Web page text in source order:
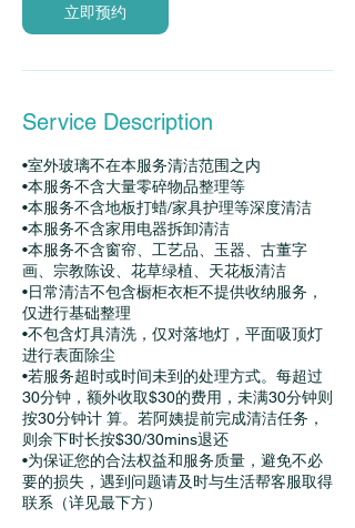
立即预约
Service Description
•室外玻璃不在本服务清洁范围之内
•本服务不含大量零碎物品整理等
•本服务不含地板打蜡/家具护理等深度清洁
•本服务不含家用电器拆卸清洁
•本服务不含窗帘、工艺品、玉器、古董字
画、宗教陈设、花草绿植、天花板清洁
•日常清洁不包含橱柜衣柜不提供收纳服务，
仅进行基础整理
•不包含灯具清洗，仅对落地灯，平面吸顶灯
进行表面除尘
•若服务超时或时间未到的处理方式。每超过
30分钟，额外收取$30的费用，未满30分钟则
按30分钟计 算。若阿姨提前完成清洁任务，
则余下时长按$30/30mins退还
•为保证您的合法权益和服务质量，避免不必
要的损失，遇到问题请及时与生活帮客服取得
联系（详见最下方）